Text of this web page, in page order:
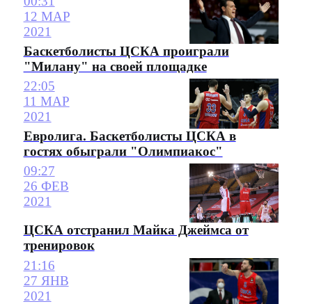
12 МАР
2021
Баскетболисты ЦСКА проиграли
"Милану" на своей площадке
22:05
11 МАР
2021
Евролига. Баскетболисты ЦСКА в
гостях обыграли "Олимпиакос"
09:27
26 ФЕВ
2021
ЦСКА отстранил Майка Джеймса от
тренировок
21:16
27 ЯНВ
2021